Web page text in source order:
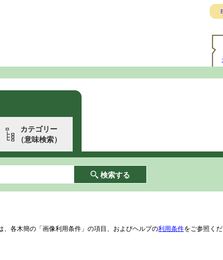
カテゴリー
（意味検索）
検索する
、各木簡の「画像利用条件」の項目、およびヘルプの利用条件をご参照く